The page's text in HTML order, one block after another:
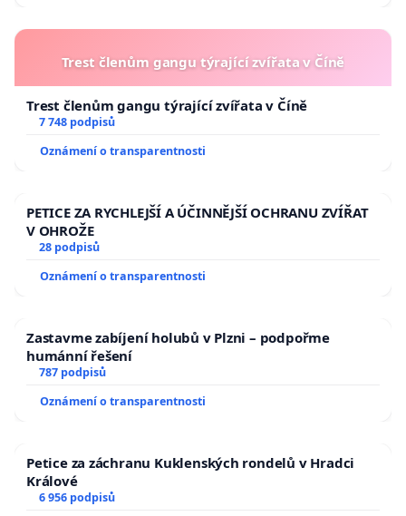
Trest členům gangu týrající zvířata v Číně
Trest členům gangu týrající zvířata v Číně
7 748 podpisů
Oznámení o transparentnosti
PETICE ZA RYCHLEJŠÍ A ÚČINNĚJŠÍ OCHRANU ZVÍŘAT
V OHROŽE
28 podpisů
Oznámení o transparentnosti
Zastavme zabíjení holubů v Plzni – podpořme
humánní řešení
787 podpisů
Oznámení o transparentnosti
Petice za záchranu Kuklenských rondelů v Hradci
Králové
6 956 podpisů